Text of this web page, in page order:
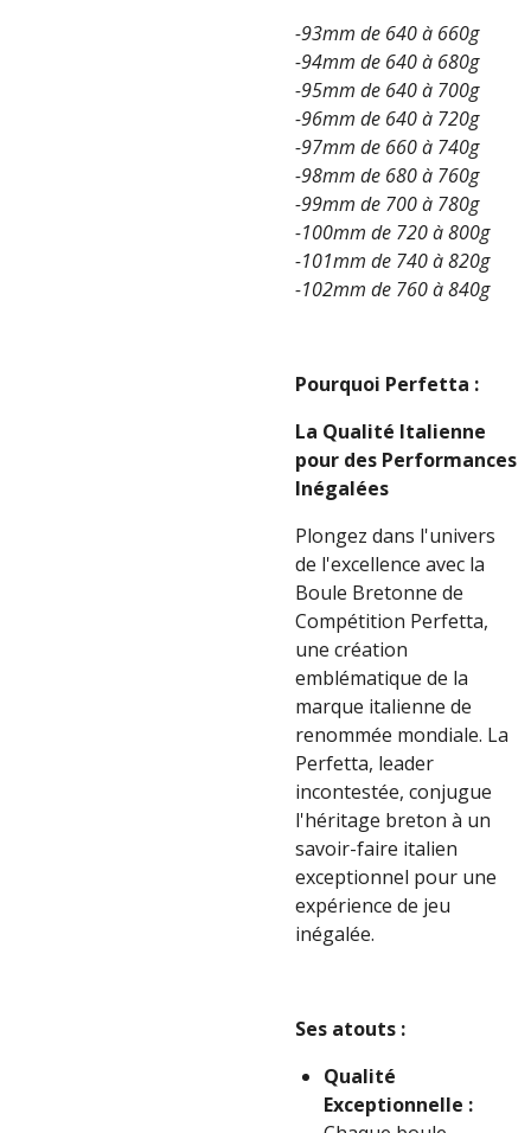
-93mm de 640 à 660g
-94mm de 640 à 680g
-95mm de 640 à 700g
-96mm de 640 à 720g
-97mm de 660 à 740g
-98mm de 680 à 760g
-99mm de 700 à 780g
-100mm de 720 à 800g
-101mm de 740 à 820g
-102mm de 760 à 840g
Pourquoi Perfetta :
La Qualité Italienne
pour des Performances
Inégalées
Plongez dans l'univers
de l'excellence avec la
Boule Bretonne de
Compétition Perfetta,
une création
emblématique de la
marque italienne de
renommée mondiale. La
Perfetta, leader
incontestée, conjugue
l'héritage breton à un
savoir-faire italien
exceptionnel pour une
expérience de jeu
inégalée.
Ses atouts :
Qualité
Exceptionnelle :